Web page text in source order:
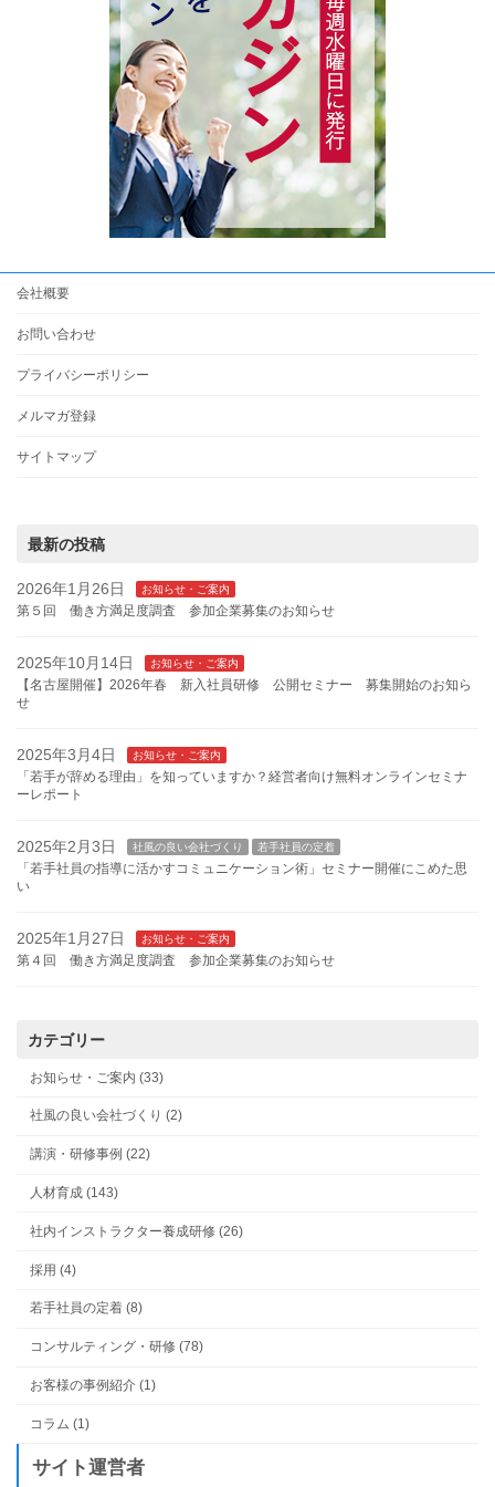
会社概要
お問い合わせ
プライバシーポリシー
メルマガ登録
サイトマップ
最新の投稿
2026年1月26日 お知らせ・ご案内
第５回 働き方満足度調査 参加企業募集のお知らせ
2025年10月14日 お知らせ・ご案内
【名古屋開催】2026年春 新入社員研修 公開セミナー 募集開始のお知ら
せ
2025年3月4日 お知らせ・ご案内
「若手が辞める理由」を知っていますか？経営者向け無料オンラインセミナ
ーレポート
2025年2月3日 社風の良い会社づくり 若手社員の定着
「若手社員の指導に活かすコミュニケーション術」セミナー開催にこめた思
い
2025年1月27日 お知らせ・ご案内
第４回 働き方満足度調査 参加企業募集のお知らせ
カテゴリー
お知らせ・ご案内 (33)
社風の良い会社づくり (2)
講演・研修事例 (22)
人材育成 (143)
社内インストラクター養成研修 (26)
採用 (4)
若手社員の定着 (8)
コンサルティング・研修 (78)
お客様の事例紹介 (1)
コラム (1)
サイト運営者